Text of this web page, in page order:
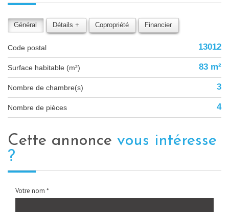
Général Détails + Copropriété Financier
Code postal 13012
Surface habitable (m²) 83 m²
Nombre de chambre(s) 3
Nombre de pièces 4
cette annonce vous intéresse
?
Votre nom *